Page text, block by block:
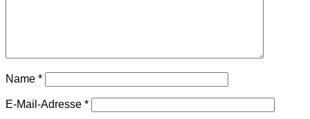
Name *
E-Mail-Adresse *